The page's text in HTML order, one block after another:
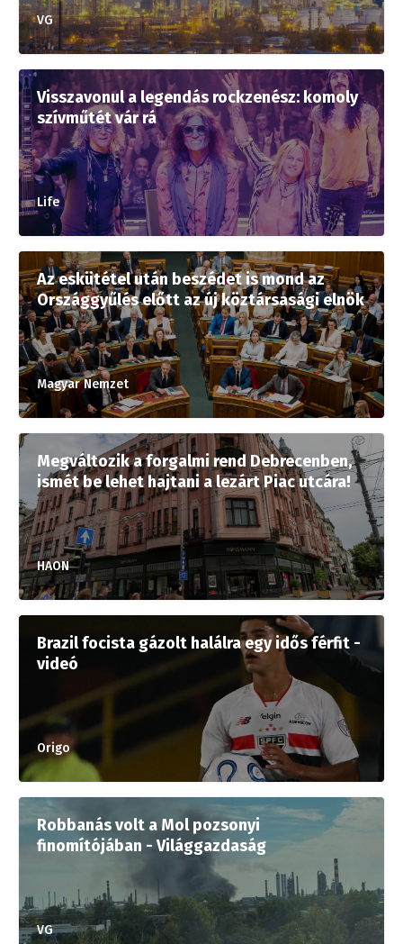
VG
Visszavonul a legendás rockzenész: komoly
szívműtét vár rá
Life
Az eskütétel után beszédet is mond az
Országgyűlés előtt az új köztársasági elnök
Magyar Nemzet
Megváltozik a forgalmi rend Debrecenben,
ismét be lehet hajtani a lezárt Piac utcára!
HAON
Brazil focista gázolt halálra egy idős férfit -
videó
Origo
Robbanás volt a Mol pozsonyi
finomítójában - Világgazdaság
VG